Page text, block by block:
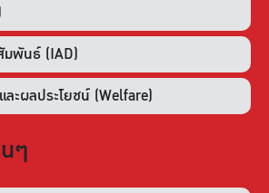
มพันธ์ (IAD)
ละผลประโยชน์ (Welfare)
ๆ